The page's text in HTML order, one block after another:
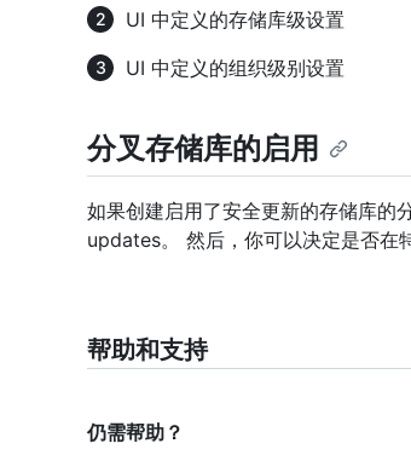
UI 中定义的存储库级设置
UI 中定义的组织级别设置
分叉存储库的启用
如果创建启用了安全更新的存储库
updates。 然后，你可以决定是否
帮助和支持
仍需帮助？